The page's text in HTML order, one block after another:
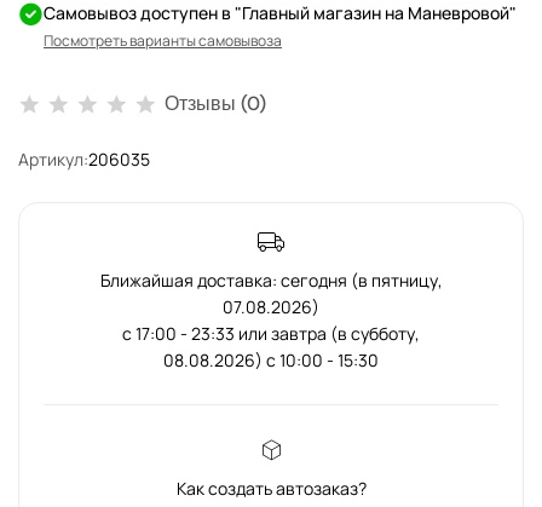
Самовывоз доступен в "Главный магазин на Маневровой"
Посмотреть варианты самовывоза
Отзывы (0)
Артикул:206035
Ближайшая доставка: сегодня (в пятницу,
07.08.2026)
с 17:00 - 23:33 или завтра (в субботу,
08.08.2026) с 10:00 - 15:30
Как создать автозаказ?